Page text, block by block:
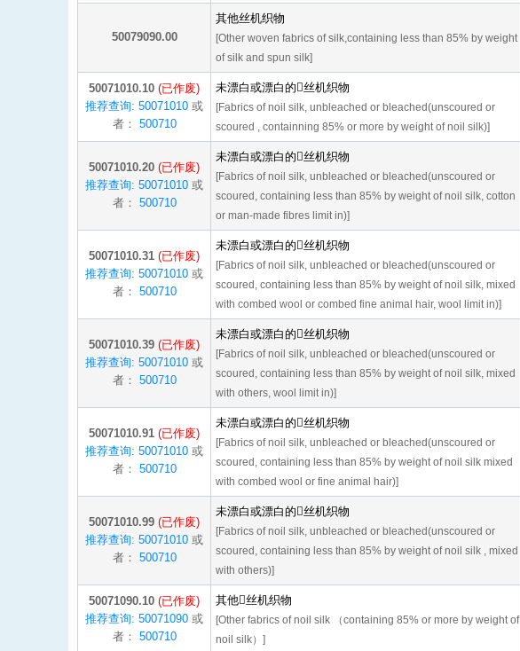
50079090.00
其他丝机织物
[Other woven fabrics of silk,containing less than 85% by weight
of silk and spun silk]
50071010.10 (已作废)
推荐查询: 50071010 或
者： 500710
未漂白或漂白的丝机织物
[Fabrics of noil silk, unbleached or bleached(unscoured or
scoured , containning 85% or more by weight of noil silk)]
50071010.20 (已作废)
推荐查询: 50071010 或
者： 500710
未漂白或漂白的丝机织物
[Fabrics of noil silk, unbleached or bleached(unscoured or
scoured, containing less than 85% by weight of noil silk, cotton
or man-made fibres limit in)]
50071010.31 (已作废)
推荐查询: 50071010 或
者： 500710
未漂白或漂白的丝机织物
[Fabrics of noil silk, unbleached or bleached(unscoured or
scoured, containing less than 85% by weight of noil silk, mixed
with combed wool or combed fine animal hair, wool limit in)]
50071010.39 (已作废)
推荐查询: 50071010 或
者： 500710
未漂白或漂白的丝机织物
[Fabrics of noil silk, unbleached or bleached(unscoured or
scoured, containing less than 85% by weight of noil silk, mixed
with others, wool limit in)]
50071010.91 (已作废)
推荐查询: 50071010 或
者： 500710
未漂白或漂白的丝机织物
[Fabrics of noil silk, unbleached or bleached(unscoured or
scoured, containing less than 85% by weight of noil silk mixed
with combed wool or fine animal hair)]
50071010.99 (已作废)
推荐查询: 50071010 或
者： 500710
未漂白或漂白的丝机织物
[Fabrics of noil silk, unbleached or bleached(unscoured or
scoured, containing less than 85% by weight of noil silk , mixed
with others)]
50071090.10 (已作废)
推荐查询: 50071090 或
者： 500710
其他丝机织物
[Other fabrics of noil silk （containing 85% or more by weight of
noil silk）]